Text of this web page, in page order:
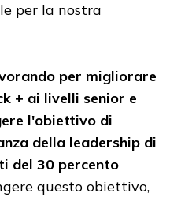
per la nostra
per migliorare
+ ai livelli senior e
l'obiettivo di
della leadership di
del 30 percento
questo obiettivo,